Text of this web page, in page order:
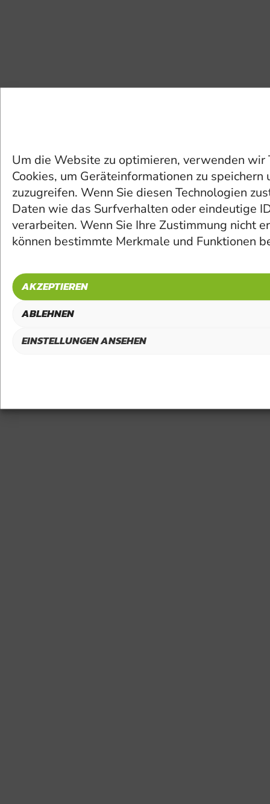
Um die Website zu optimieren, verwenden wir
Cookies, um Geräteinformationen zu speichern
zuzugreifen. Wenn Sie diesen Technologien
Daten wie das Surfverhalten oder eindeutige
verarbeiten. Wenn Sie Ihre Zustimmung nicht
können bestimmte Merkmale und Funktionen
AKZEPTIEREN
ABLEHNEN
EINSTELLUNGEN ANSEHEN